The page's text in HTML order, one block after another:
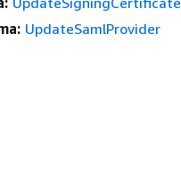
UpdateSamlProvider